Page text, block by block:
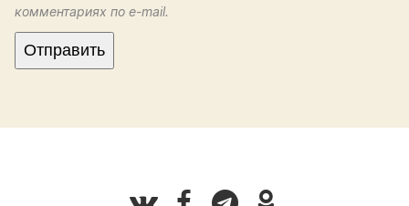
комментариях по e-mail.